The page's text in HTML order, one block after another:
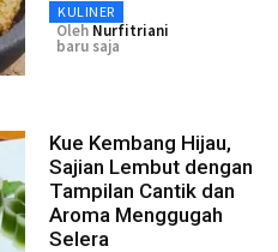
KULINER
Oleh Nurfitriani
baru saja
Kue Kembang Hijau,
Sajian Lembut dengan
Tampilan Cantik dan
Aroma Menggugah
Selera